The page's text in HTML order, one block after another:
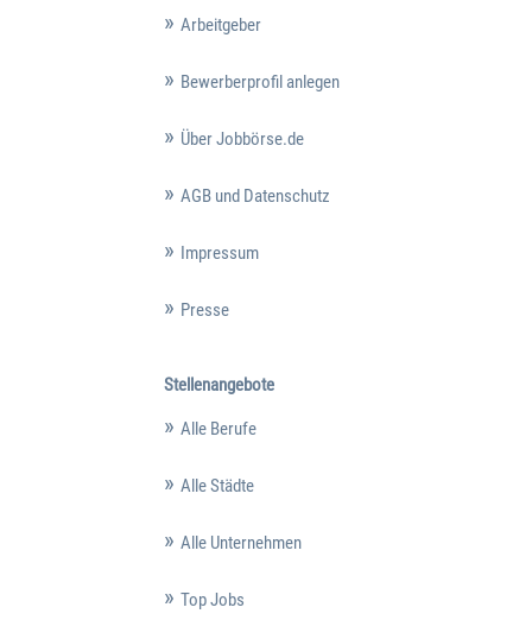
Arbeitgeber
Bewerberprofil anlegen
Über Jobbörse.de
AGB und Datenschutz
Impressum
Presse
Stellenangebote
Alle Berufe
Alle Städte
Alle Unternehmen
Top Jobs